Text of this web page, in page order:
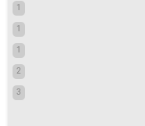
1
1
1
2
3